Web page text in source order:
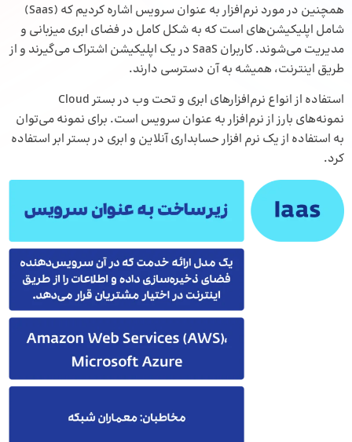
همچنین در مورد نرم‌افزار به‌ عنوان سرویس اشاره کردیم که (Saas)
شامل اپلیکیشن‌های است که به‌ شکل کامل در فضای ابریمیزبانی و
مدیریت می‌شوند. کاربران SaaS در یک اپلیکیشن اشتراک می‌گیرند و از
طریق اینترنت، همیشه به آن دسترسی دارند.
استفاده از انواع نرم‌افزارهای ابری و تحت وب در بستر Cloud
نمونه‌های بارز از نرم‌افزار به عنوان سرویس است. برای نمونه می‌توان
به استفاده از یک نرم افزار حسابداریآنلاین و ابری در بستر ابر استفاده
کرد.